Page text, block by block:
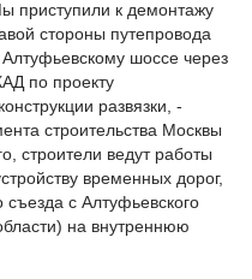
приступили к демонтажу
стороны путепровода
шоссе через
по проекту
развязки, -
строительства Москвы
строители ведут работы
временных дорог,
съезда с Алтуфьевского
на внутреннюю